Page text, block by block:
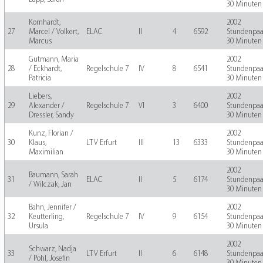
30 Minuten
27
Kornhardt,
Marcel / Volkert,
Marcus
ELAC 4 6592
2002
30 Minuten
28
Gutmann, Maria
/ Eckhardt,
Patricia
Regelschule 7 IV 8 6541
2002
30 Minuten
29
Liebers,
Alexander /
Dressler, Sandy
Regelschule 7 VI 3 6400
2002
30 Minuten
30
Kunz, Florian /
Klaus,
Maximilian
LTV Erfurt 13 6333
2002
30 Minuten
31
Baumann, Sarah
/ Wilczak, Jan
ELAC 5 6174
2002
30 Minuten
32
Bahn, Jennifer /
Keutterling,
Ursula
Regelschule 7 IV 9 6154
2002
30 Minuten
33
Schwarz, Nadja
/ Pohl, Josefin
LTV Erfurt 6 6148
2002